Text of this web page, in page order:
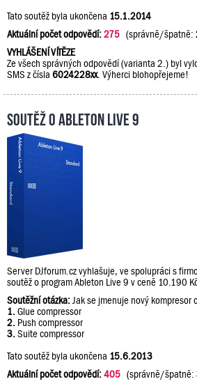
Tato soutěž byla ukončena 15.1.2014
Aktuální počet odpovědí:275 (správně/špatně:
VYHLÁŠENÍ VÍTĚZE
Ze všech správných odpovědí (varianta 2.) byl
SMS z čísla 6024228xx. Výherci blohopřejeme!
Soutěž o Ableton Live 9
Server DJforum.cz vyhlašuje, ve spolupráci s
soutěž o program Ableton Live 9 v ceně 10.190
Soutěžní otázka:Jak se jmenuje nový kompresor
1.Glue compressor
2. Push compressor
3.Suite compressor
Tato soutěž byla ukončena 15.6.2013
Aktuální počet odpovědí:405 (správně/špatně: